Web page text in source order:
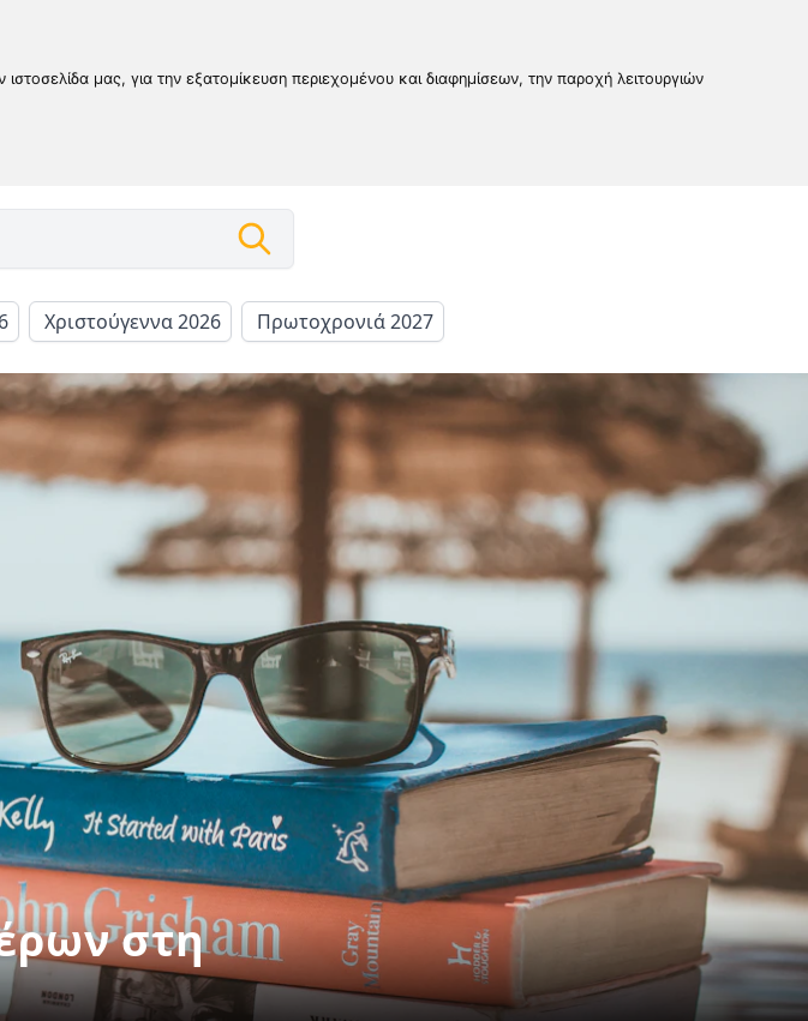
μας, για την εξατομίκευση περιεχομένου και διαφημίσεων, την παροχή λειτουργιών
Χριστούγεννα 2026 Πρωτοχρονιά 2027
στη